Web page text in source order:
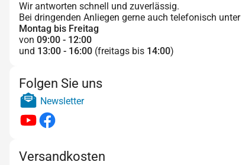
Wir antworten schnell und zuverlässig.
Bei dringenden Anliegen gerne auch telefonisch unter
Montag bis Freitag
von 09:00 - 12:00
und 13:00 - 16:00 (freitags bis 14:00)
Folgen Sie uns
Newsletter
Versandkosten